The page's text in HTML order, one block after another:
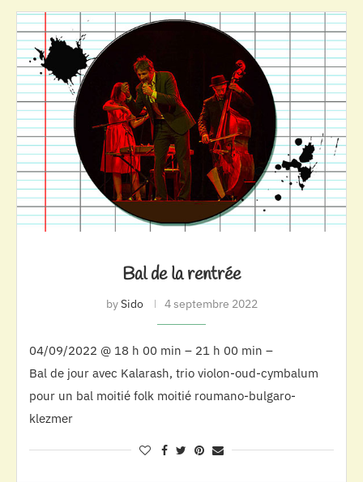
Bal de la rentrée
bySido 4 septembre 2022
04/09/2022 @ 18 h 00 min – 21 h 00 min –
Bal de jour avec Kalarash, trio violon-oud-cymbalum
pour un bal moitié folk moitié roumano-bulgaro-
klezmer